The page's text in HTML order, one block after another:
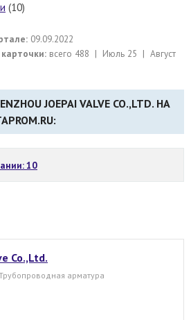
(10)
09.09.2022
всего 488 | Июль 25 | Август
JOEPAI VALVE CO.,LTD. НА
10
Co.,Ltd.
арматура